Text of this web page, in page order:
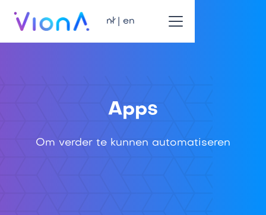
nl | en
Apps
Om verder te kunnen automatiseren